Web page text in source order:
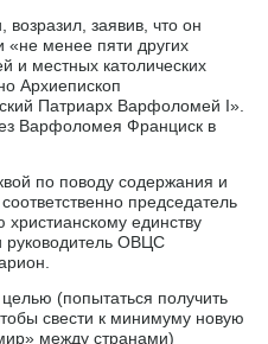
возразил, заявив, что он
«не менее пяти других
и местных католических
Архиепископ
Патриарх Варфоломей I».
Варфоломея Франциск в
по поводу содержания и
председатель
единству
руководитель ОВЦС
(попытаться получить
свести к минимуму новую
между странами)